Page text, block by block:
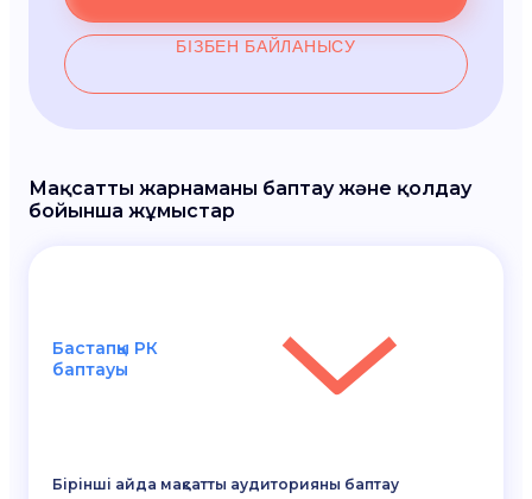
БІЗБЕН БАЙЛАНЫСУ
Мақсатты жарнаманы баптау және қолдау
бойынша жұмыстар
Бастапқы РК
баптауы
Бірінші айда мақсатты аудиторияны баптау